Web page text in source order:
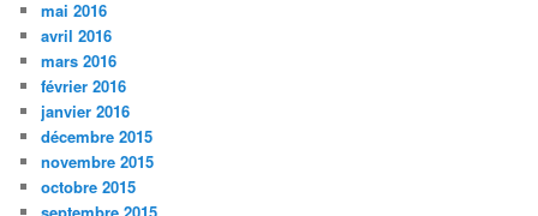
mai 2016
avril 2016
mars 2016
février 2016
janvier 2016
décembre 2015
novembre 2015
octobre 2015